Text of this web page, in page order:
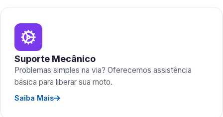
Suporte Mecânico
Problemas simples na via? Oferecemos assistência
básica para liberar sua moto.
Saiba Mais